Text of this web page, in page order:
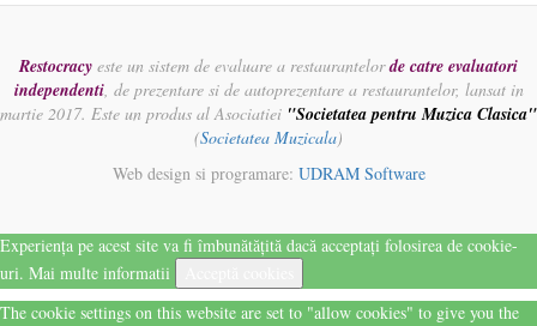
Restocracy este un sistem de evaluare a restaurantelorde catre evaluatori
independenti, de prezentare si de autoprezentare a restaurantelor, lansat in
martie 2017. Este un produs al Asociatiei "Societatea pentru Muzica Clasica"
(Societatea Muzicala)
Web design si programare: UDRAM Software
Experiența pe acest site va fi îmbunătățită dacă acceptați folosirea de cookie-
uri. Mai multe informatii
The cookie settings on this website are set to "allow cookies" to give you the